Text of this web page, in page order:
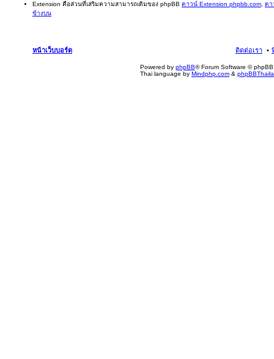
Extension คือส่วนที่เสริมความสามารถเดิมของ phpBB ดาวน์ Extension phpbb.com ดา
ข้างบน
หน้าเว็บบอร์ด ติดต่อเรา
Powered by phpBB® Forum Software © phpBB
Thai language by Mindphp.com &